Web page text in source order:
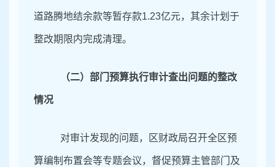
道路腾地结余款等暂存款1.23亿元，其余计划于
整改期限内完成清理。
（二）部门预算执行审计查出问题的整改
情况
对审计发现的问题，区财政局召开全区预
算编制布置会等专题会议，督促预算主管部门及